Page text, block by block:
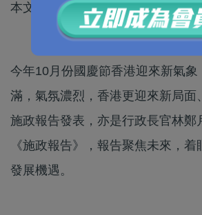
本文作者為音樂教育事業家高松傑
今年10月份國慶節香港迎來新氣象
滿，氣氛濃烈，香港更迎來新局面
施政報告發表，亦是行政長官林鄭
《施政報告》，報告聚焦未來，
發展機遇。